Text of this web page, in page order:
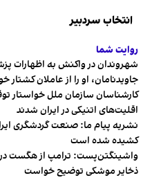
انتخاب سردبیر
روایت شما
شهروندان در واکنش به اظهارات
جاویدنامان، او را از عاملان کشتار
کارشناسان سازمان ملل خواستار
اقلیت‌های اتنیکی در ایران شدند
نشریه پیام ما: صنعت گردشگری
کشیده شده است
واشینگتن‌پست: ترامپ از هگست
ذخایر موشکی توضیح خواست